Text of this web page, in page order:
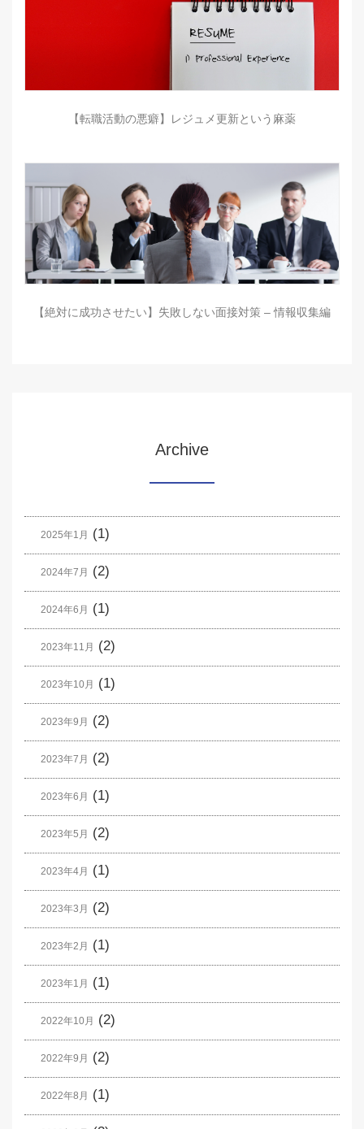
【転職活動の悪癖】レジュメ更新という麻薬
【絶対に成功させたい】失敗しない面接対策 – 情報収集編
Archive
2025年1月 (1)
2024年7月 (2)
2024年6月 (1)
2023年11月 (2)
2023年10月 (1)
2023年9月 (2)
2023年7月 (2)
2023年6月 (1)
2023年5月 (2)
2023年4月 (1)
2023年3月 (2)
2023年2月 (1)
2023年1月 (1)
2022年10月 (2)
2022年9月 (2)
2022年8月 (1)